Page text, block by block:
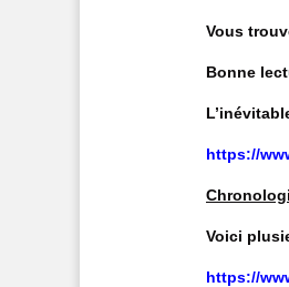
Vous
Bonne
https://
Voici
https://